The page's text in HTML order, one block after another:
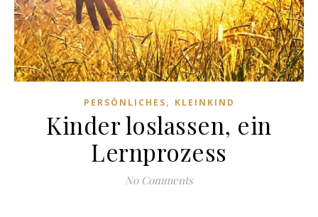
PERSÖNLICHES, KLEINKIND
Kinder loslassen, ein
Lernprozess
No Comments